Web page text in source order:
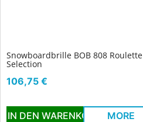
Snowboardbrille BOB 808 Roulette
Selection
Preis
106,75 €
IN DEN WARENKORB MORE